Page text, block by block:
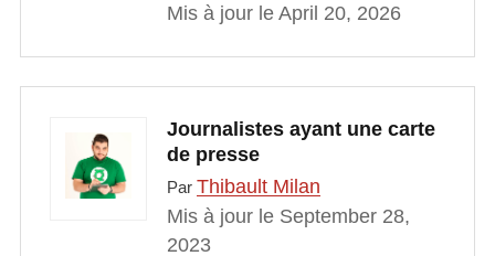
Mis à jour le April 20, 2026
Journalistes ayant une carte
de presse
Par Thibault Milan
Mis à jour le September 28,
2023